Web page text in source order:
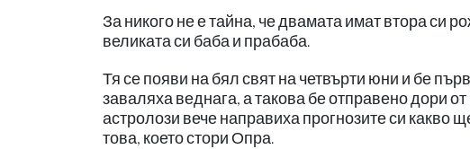
За никого не е тайна, че двамата имат втора си
великата си баба и прабаба.
Тя се появи на бял свят на четвърти юни и бе
заваляха веднага, а такова бе отправено дори
астролози вече направиха прогнозите си какво
това, което стори Опра.